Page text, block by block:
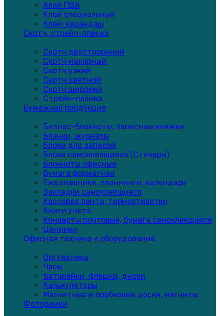
Клей ПВА
Клей специальный
Клей-карандаш
Скотч, стрейч-плёнка
Скотч двусторонний
Скотч малярный
Скотч узкий
Скотч цветной
Скотч широкий
Стрейч-плёнка
Бумажная продукция
Бизнес-блокноты, записные книжки
Бланки, журналы
Блоки для записей
Блоки самоклеящиеся (Стикеры)
Блокноты офисные
Бумага форматная
Ежедневники, планнинги, календари
Закладки самоклеящиеся
Кассовая лента, термоэтикетки
Книги учета
Конверты почтовые, бумага самоклеящаяся
Ценники
Офисная техника и оборудование
Оргтехника
Часы
Батарейки, флешки, диски
Калькуляторы
Магнитные и пробковые доски, магниты
Фоторамки